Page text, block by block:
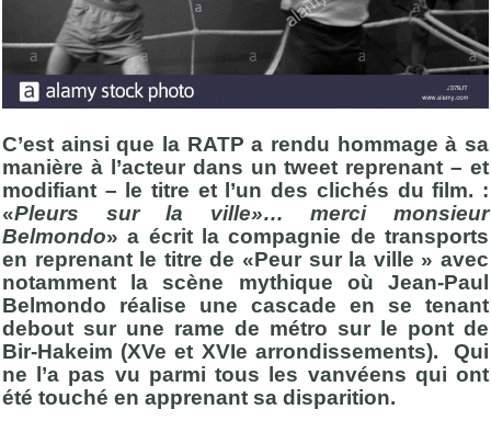
C’est ainsi que la RATP a rendu hommage à sa
manière à l’acteur dans un tweet reprenant – et
modifiant – le titre et l’un des clichés du film. :
«Pleurs sur la ville»… merci monsieur
Belmondo» a écrit la compagnie de transports
en reprenant le titre de «Peur sur la ville » avec
notamment la scène mythique où Jean-Paul
Belmondo réalise une cascade en se tenant
debout sur une rame de métro sur le pont de
Bir-Hakeim (XVe et XVIe arrondissements). Qui
ne l’a pas vu parmi tous les vanvéens qui ont
été touché en apprenant sa disparition.